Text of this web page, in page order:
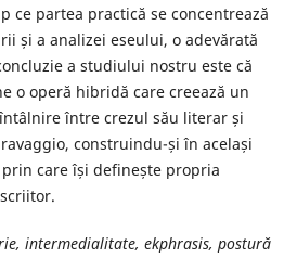
ce partea practică se concentrează
și a analizei eseului, o adevărată
a studiului nostru este că
o operă hibridă care creează un
între crezul său literar și
construindu-și în același
care își definește propria
intermedialitate, ekphrasis, postură